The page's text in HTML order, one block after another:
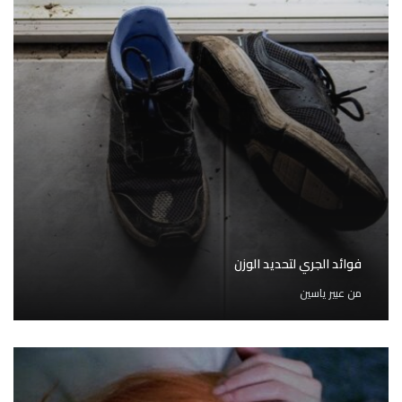
فوائد الجري لتحديد الوزن
من عبير ياسين